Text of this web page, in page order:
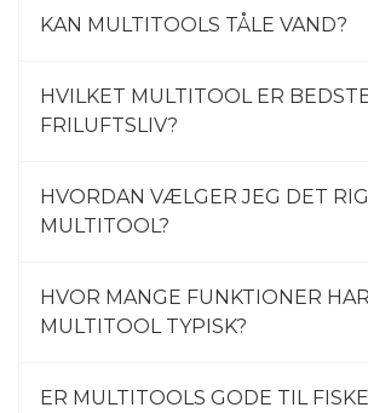
KAN MULTITOOLS TÅLE VAND?
HVILKET MULTITOOL ER
FRILUFTSLIV?
HVORDAN VÆLGER JEG DET
MULTITOOL?
HVOR MANGE FUNKTIONER
MULTITOOL TYPISK?
ER MULTITOOLS GODE TIL